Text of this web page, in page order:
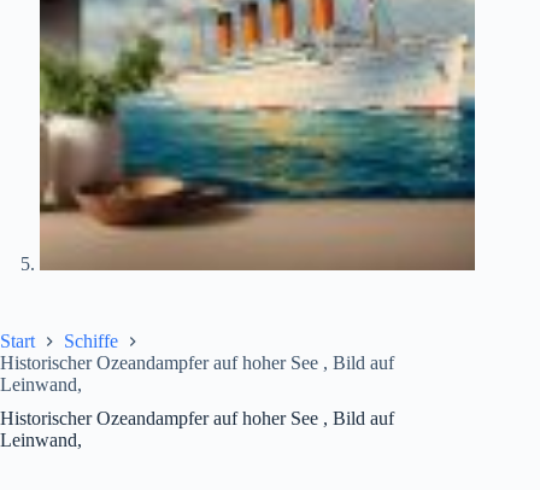
Start
Schiffe
Historischer Ozeandampfer auf hoher See , Bild auf
Leinwand,
Historischer Ozeandampfer auf hoher See , Bild auf
Leinwand,